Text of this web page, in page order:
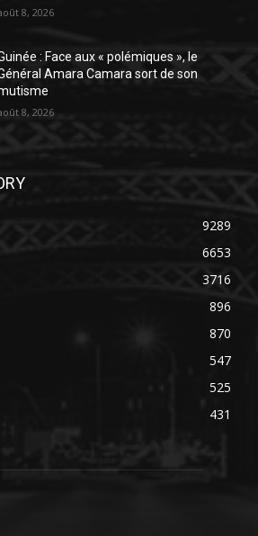
8, 2026
: Face aux « polémiques », le
Amara Camara sort de son
8, 2026
9289
6653
3716
896
870
547
525
431